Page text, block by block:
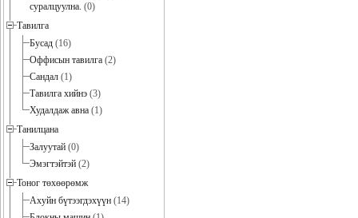
суралцуулна. (0)
Тавилга
Бусад (16)
Оффисын тавилга (2)
Сандал (1)
Тавилга хийнэ (3)
Худалдаж авна (1)
Танилцана
Залуутай (0)
Эмэгтэйтэй (2)
Тоног төхөөрөмж
Ахуйн бүтээгдэхүүн (14)